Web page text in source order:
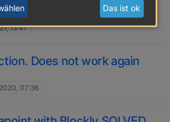
13:41
Does not work again
07:36
Das ist ok